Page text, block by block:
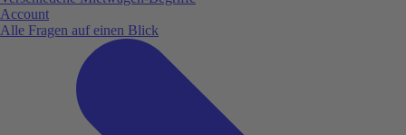
Account
Alle Fragen auf einen Blick